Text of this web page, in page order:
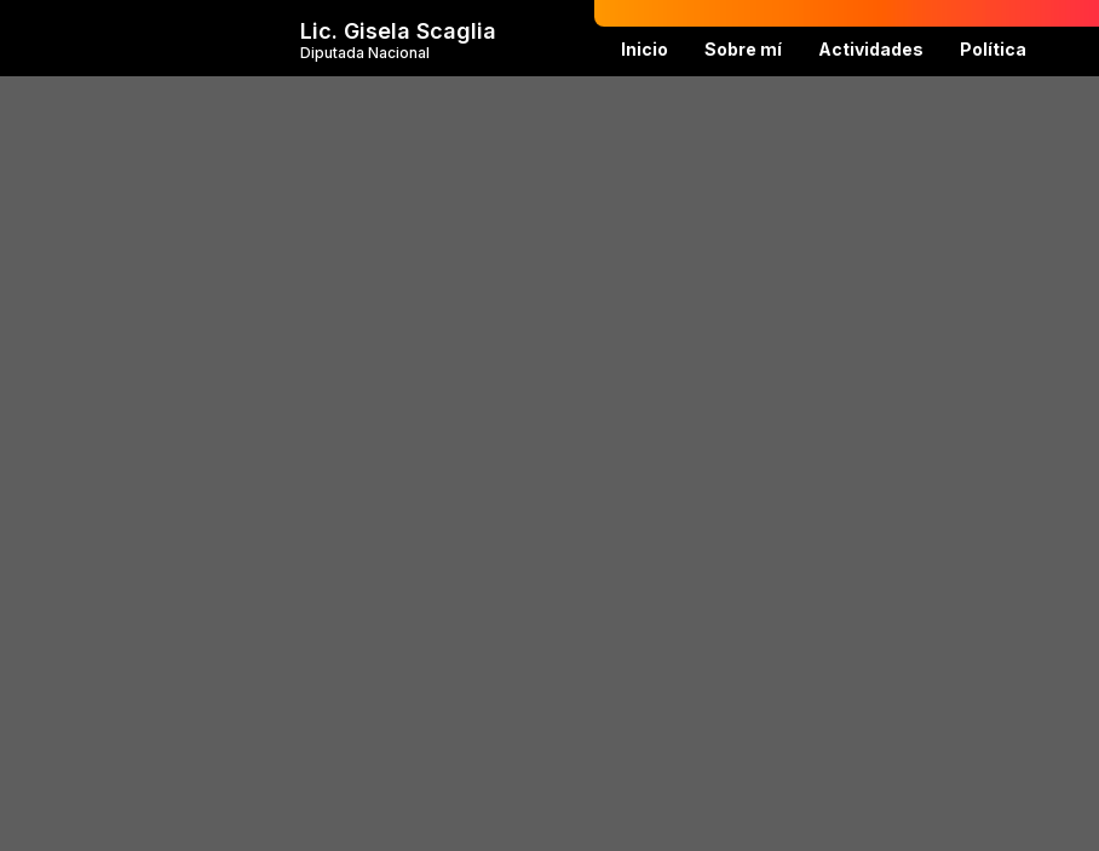
Diputada Nacional
Lic. Gisela Scaglia
Inicio Sobre mí Actividades Política